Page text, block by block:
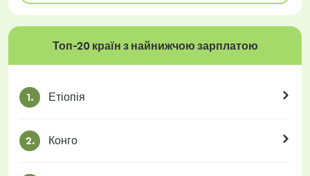
Топ-20 країн з найнижчою зарплатою
1. Етіопія
2. Конго